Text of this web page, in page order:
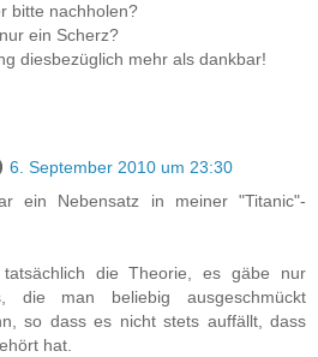
bitte nachholen?
ein Scherz?
diesbezüglich mehr als dankbar!
6. September 2010 um 23:30
ein Nebensatz in meiner "Titanic"-
die Theorie, es gäbe nur
die man beliebig ausgeschmückt
so dass es nicht stets auffällt, dass
hat.